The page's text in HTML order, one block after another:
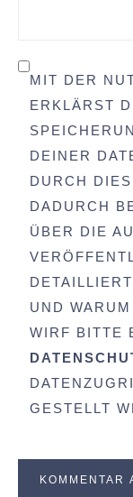
MIT DER
ERKLÄRST
DEINER
DURCH
DADURCH
ÜBER DIE
UND
WIRF BITTE
GESTELLT